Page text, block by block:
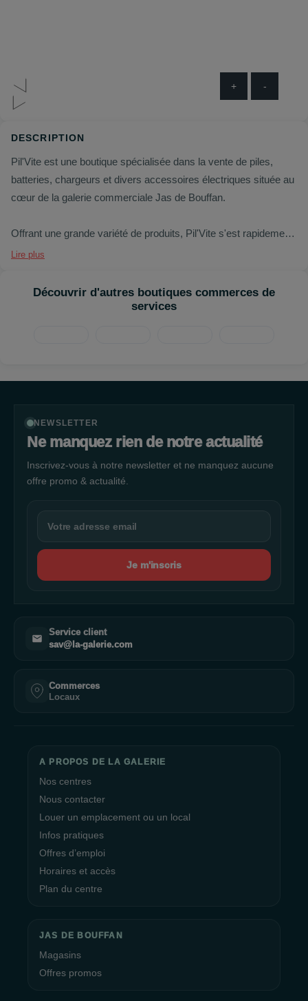
+ -
DESCRIPTION
Pil'Vite est une boutique spécialisée dans la vente de piles,
batteries, chargeurs et divers accessoires électriques située au
cœur de la galerie commerciale Jas de Bouffan.
Offrant une grande variété de produits, Pil'Vite s'est rapidement
imposé comme le spécialiste local des solutions d'énergie
produits, allant des piles standards pour les appareils ménagers
aux batteries haute performance pour les équipements
Lire plus
Découvrir d'autres boutiques commerces de
services
NEWSLETTER
Ne manquez rien de notre actualité
Inscrivez-vous à notre newsletter et ne manquez aucune
offre promo & actualité.
Je m'inscris
Service client
sav@la-galerie.com
Commerces
Locaux
A PROPOS DE LA GALERIE
Nos centres
Nous contacter
Louer un emplacement ou un local
Infos pratiques
Offres d’emploi
Horaires et accès
Plan du centre
JAS DE BOUFFAN
Magasins
Offres promos